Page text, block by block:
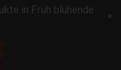
in Früh blühende